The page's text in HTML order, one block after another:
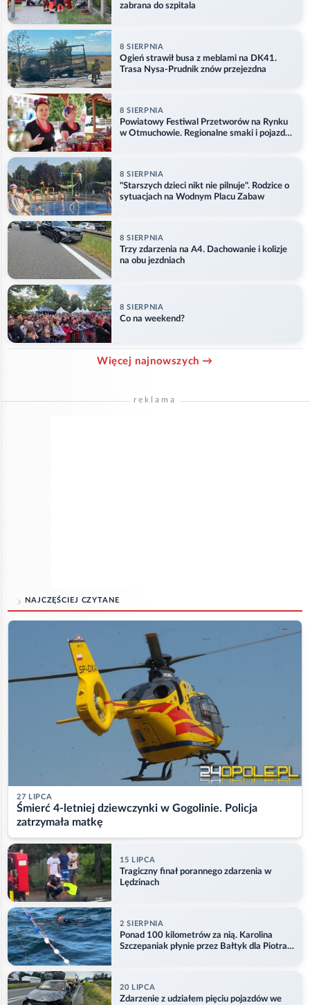
zabrana do szpitala
8 SIERPNIA
Ogień strawił busa z meblami na DK41.
Trasa Nysa-Prudnik znów przejezdna
8 SIERPNIA
Powiatowy Festiwal Przetworów na Rynku
w Otmuchowie. Regionalne smaki i pojazdy
8 SIERPNIA
"Starszych dzieci nikt nie pilnuje". Rodzice o
sytuacjach na Wodnym Placu Zabaw
8 SIERPNIA
Trzy zdarzenia na A4. Dachowanie i kolizje
na obu jezdniach
8 SIERPNIA
Co na weekend?
Więcej najnowszych →
reklama
NAJCZĘŚCIEJ CZYTANE
27 LIPCA
Śmierć 4-letniej dziewczynki w Gogolinie. Policja
zatrzymała matkę
15 LIPCA
Tragiczny finał porannego zdarzenia w
Lędzinach
2 SIERPNIA
Ponad 100 kilometrów za nią. Karolina
Szczepaniak płynie przez Bałtyk dla Piotra.
20 LIPCA
Zdarzenie z udziałem pięciu pojazdów we